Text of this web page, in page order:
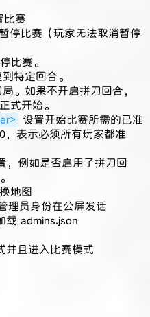
比赛
停比赛（玩家无法取消暂停
比赛。
特定回合。
。如果不开启拼刀回合，
式开始。
设置开始比赛所需的已准
，表示必须所有玩家都准
，例如是否启用了拼刀回
地图
理员身份在公屏发话
载 admins.json
并且进入比赛模式